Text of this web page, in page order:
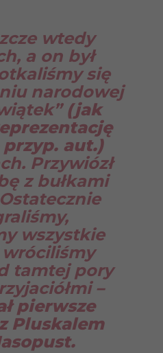
wtedy
a on był
się
narodowej
(jak
aut.)
Przywiózł
z bułkami
wszystkie
wróciliśmy
tamtej pory
–
pierwsze
Pluskalem